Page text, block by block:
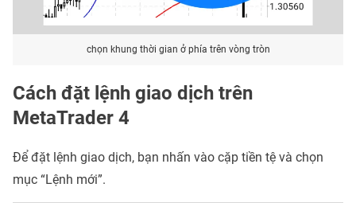
chọn khung thời gian ở phía trên vòng tròn
Cách đặt lệnh giao dịch trên
MetaTrader 4
Để đặt lệnh giao dịch, bạn nhấn vào cặp tiền tệ và chọn
mục “Lệnh mới”.